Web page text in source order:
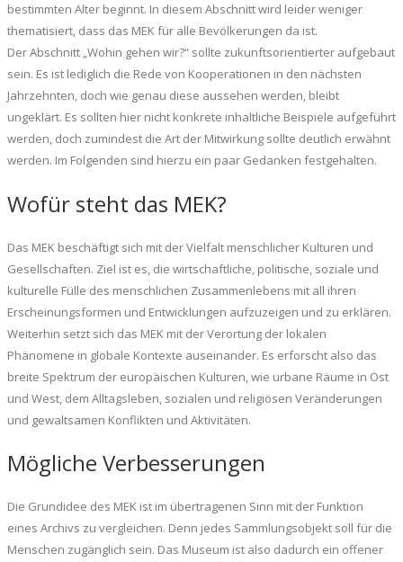
bestimmten Alter beginnt. In diesem Abschnitt wird leider weniger
thematisiert, dass das MEK für alle Bevölkerungen da ist.
Der Abschnitt „Wohin gehen wir?“ sollte zukunftsorientierter aufgebaut
sein. Es ist lediglich die Rede von Kooperationen in den nächsten
Jahrzehnten, doch wie genau diese aussehen werden, bleibt
ungeklärt. Es sollten hier nicht konkrete inhaltliche Beispiele aufgeführt
werden, doch zumindest die Art der Mitwirkung sollte deutlich erwähnt
werden. Im Folgenden sind hierzu ein paar Gedanken festgehalten.
Wofür steht das MEK?
Das MEK beschäftigt sich mit der Vielfalt menschlicher Kulturen und
Gesellschaften. Ziel ist es, die wirtschaftliche, politische, soziale und
kulturelle Fülle des menschlichen Zusammenlebens mit all ihren
Erscheinungsformen und Entwicklungen aufzuzeigen und zu erklären.
Weiterhin setzt sich das MEK mit der Verortung der lokalen
Phänomene in globale Kontexte auseinander. Es erforscht also das
breite Spektrum der europäischen Kulturen, wie urbane Räume in Ost
und West, dem Alltagsleben, sozialen und religiösen Veränderungen
und gewaltsamen Konflikten und Aktivitäten.
Mögliche Verbesserungen
Die Grundidee des MEK ist im übertragenen Sinn mit der Funktion
eines Archivs zu vergleichen. Denn jedes Sammlungsobjekt soll für die
Menschen zugänglich sein. Das Museum ist also dadurch ein offener